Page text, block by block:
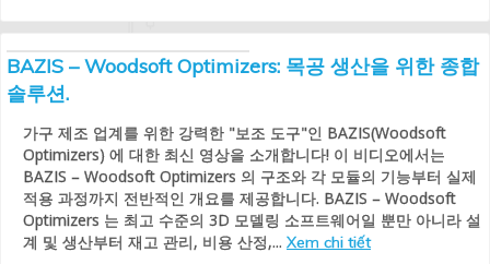
BAZIS – Woodsoft Optimizers: 목공 생산을 위한 종합
솔루션.
가구 제조 업계를 위한 강력한 "보조 도구"인 BAZIS(Woodsoft
Optimizers) 에 대한 최신 영상을 소개합니다! 이 비디오에서는
BAZIS – Woodsoft Optimizers 의 구조와 각 모듈의 기능부터 실제
적용 과정까지 전반적인 개요를 제공합니다. BAZIS – Woodsoft
Optimizers 는 최고 수준의 3D 모델링 소프트웨어일 뿐만 아니라 설
계 및 생산부터 재고 관리, 비용 산정,... Xem chi tiết